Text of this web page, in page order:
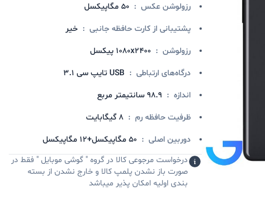
رزولوشن عکس : ۵۰ مگاپیکسل
پشتیبانی از کارت حافظه جانبی : خیر
رزولوشن : 1080x2400 پیکسل
درگاه‌های ارتباطی : USB تایپ سی 3.1
اندازه : 98.9 سانتیمتر مربع
ظرفیت حافظه رم : 8 گیگابایت
دوربین اصلی : 50 مگاپیکسل+12 مگاپیکسل
درخواست مرجوعی کالا در گروه " گوشی موبایل " فقط در
صورت باز نشدن پلمپ کالا و خارج نشدن از بسته
بندی اولیه امکان پذیر میباشد